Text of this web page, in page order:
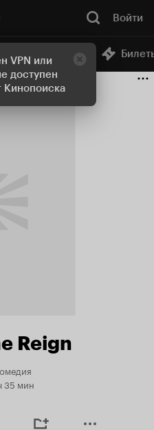
VPN или
доступен
Кинопоиска
Войти
Онлайн-кинотеатр
Reign
35 мин